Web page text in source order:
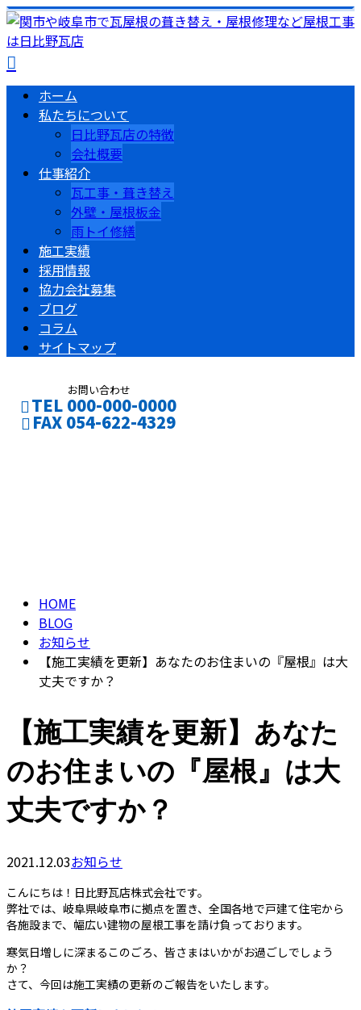
ホーム
私たちについて
日比野瓦店の特徴
会社概要
仕事紹介
瓦工事・葺き替え
外壁・屋根板金
雨トイ修繕
施工実績
採用情報
協力会社募集
ブログ
コラム
サイトマップ
お問い合わせ
TEL 000-000-0000
FAX 054-622-4329
HOME
BLOG
お知らせ
【施工実績を更新】あなたのお住まいの『屋根』は大
丈夫ですか？
【施工実績を更新】あなた
のお住まいの『屋根』は大
丈夫ですか？
2021.12.03お知らせ
こんにちは！日比野瓦店株式会社です。
弊社では、岐阜県岐阜市に拠点を置き、全国各地で戸建て住宅から
各施設まで、幅広い建物の屋根工事を請け負っております。
寒気日増しに深まるこのごろ、皆さまはいかがお過ごしでしょう
か？
さて、今回は施工実績の更新のご報告をいたします。